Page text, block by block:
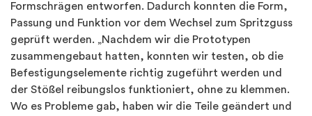
Formschrägen entworfen. Dadurch konnten die Form,
Passung und Funktion vor dem Wechsel zum Spritzguss
geprüft werden. „Nachdem wir die Prototypen
zusammengebaut hatten, konnten wir testen, ob die
Befestigungselemente richtig zugeführt werden und
der Stößel reibungslos funktioniert, ohne zu klemmen.
Wo es Probleme gab, haben wir die Teile geändert und